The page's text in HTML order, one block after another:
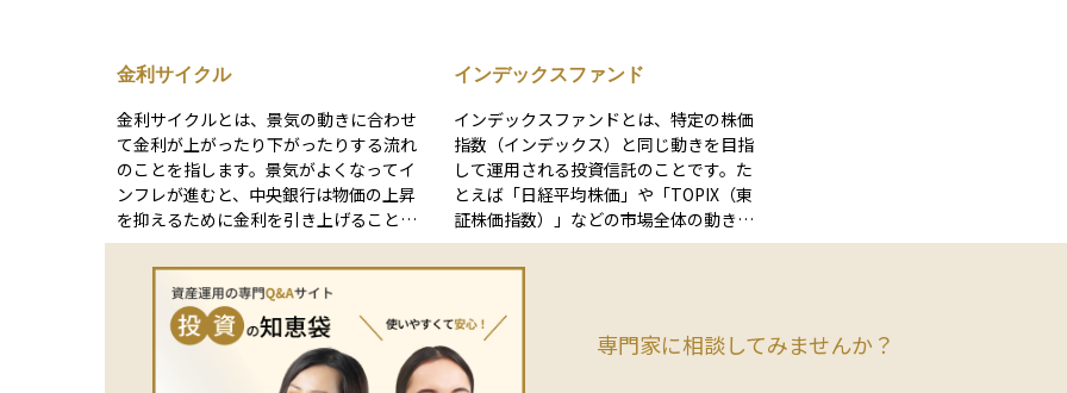
しての損失を軽減できます。このよう
動きの影響が分散されるため、長期的に
はより安定したリターンが期待できま
す。 ただし、あらゆるリスクが消えるわ
けではなく、世界全体の経済状況が悪化
すれば同時に下落するケースもあるた
実行することが大切です。
クが比較的低く、安定した収入を求める
た、市場で自由に売買が可能であるた
め、流動性も確保されています。債券市
場は世界的にも広がりを見せており、多
様な投資戦略に利用されています。
ティブ型ファンドでは1％超、インデ
ス型では0.1％台まで低下するケース
金利サイクル
金利サイクルとは、景気の動きに合わせ
て金利が上がったり下がったりする流れ
のことを指します。景気がよくなってイ
ンフレが進むと、中央銀行は物価の上昇
を抑えるために金利を引き上げることが
あります。一方、景気が悪くなったり物
価が下がりすぎたりすると、景気を刺激
するために金利を引き下げることがあり
けるのではなく、一定の周期で上下を繰
り返すのです。このサイクルを理解して
インデックスファンド
インデックスファンドとは、特定の株価
指数（インデックス）と同じ動きを目指
して運用される投資信託のことです。た
とえば「日経平均株価」や「TOPIX（東
証株価指数）」などの市場全体の動きを
示す指数に連動するように設計されてい
ます。この仕組みにより、個別の銘柄を
できるのが特徴です。また、運用の手間
が少ないため、手数料が比較的安いこと
も魅力の一つです。投資初心者にとって
専門家に相談してみませんか？